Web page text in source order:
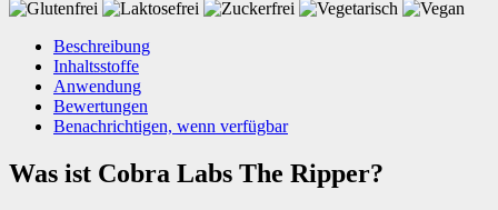
Beschreibung
Inhaltsstoffe
Anwendung
Bewertungen
Benachrichtigen, wenn verfügbar
Was ist Cobra Labs The Ripper?